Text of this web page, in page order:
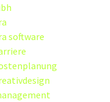
software